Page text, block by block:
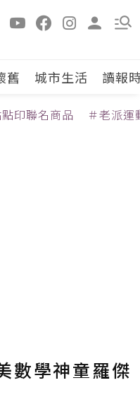
舊 城市生活 讀報
點印聯名商品 ＃老派運
數學神童羅傑